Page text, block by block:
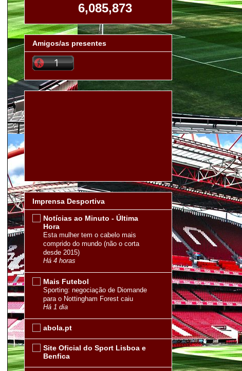
6,085,873
Amigos/as presentes
Imprensa Desportiva
Notícias ao Minuto - Última
Hora
Esta mulher tem o cabelo mais
comprido do mundo (não o corta
desde 2015)
Há 4 horas
Mais Futebol
Sporting: negociação de Diomande
para o Nottingham Forest caiu
Há 1 dia
abola.pt
Site Oficial do Sport Lisboa e
Benfica